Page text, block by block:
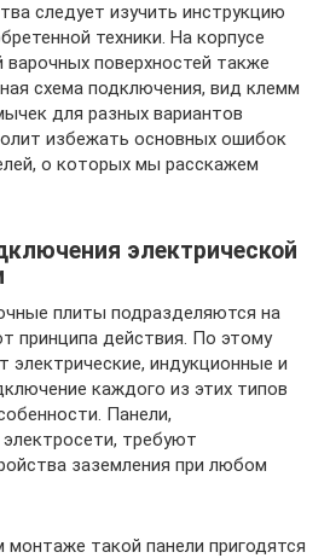
следует изучить инструкцию
техники. На корпусе
поверхностей также
схема подключения, вид клемм
для разных вариантов
избежать основных ошибок
о которых мы расскажем
электрической
плиты подразделяются на
принципа действия. По этому
индукционные и
каждого из этих типов
Панели,
требуют
заземления при любом
такой панели пригодятся